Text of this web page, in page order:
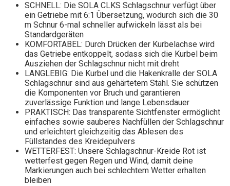
SCHNELL: Die SOLA CLKS Schlagschnur verfügt über
ein Getriebe mit 6:1 Übersetzung, wodurch sich die 30
m Schnur 6-mal schneller aufwickeln lässt als bei
Standardgeräten
KOMFORTABEL: Durch Drücken der Kurbelachse wird
das Getriebe entkoppelt, sodass sich die Kurbel beim
Ausziehen der Schlagschnur nicht mit dreht
LANGLEBIG: Die Kurbel und die Hakenkralle der SOLA
Schlagschnur sind aus gehärtetem Stahl. Sie schützen
die Komponenten vor Bruch und garantieren
zuverlässige Funktion und lange Lebensdauer
PRAKTISCH: Das transparente Sichtfenster ermöglicht
einfaches sowie sauberes Nachfüllen der Schlagschnur
und erleichtert gleichzeitig das Ablesen des
Füllstandes des Kreidepulvers
WETTERFEST: Unsere Schlagschnur-Kreide Rot ist
wetterfest gegen Regen und Wind, damit deine
Markierungen auch bei schlechtem Wetter erhalten
bleiben